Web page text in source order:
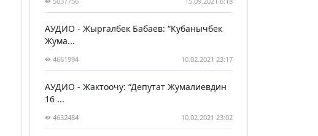
АУДИО - Жыргалбек Бабаев: “Кубанычбек
Жума...
4661994 10.02.2021 23:17
АУДИО - Жактоочу: “Депутат Жумалиевдин
16 ...
4632484 10.02.2021 23:02